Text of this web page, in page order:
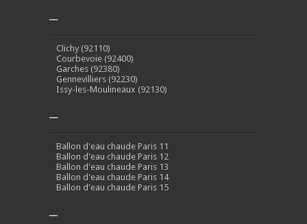
–
Clichy (92110)
Courbevoie (92400)
Garches (92380)
Gennevilliers (92230)
Issy-les-Moulineaux (92130)
–
Ballon d'eau chaude Paris 11
Ballon d'eau chaude Paris 12
Ballon d'eau chaude Paris 13
Ballon d'eau chaude Paris 14
Ballon d'eau chaude Paris 15
–